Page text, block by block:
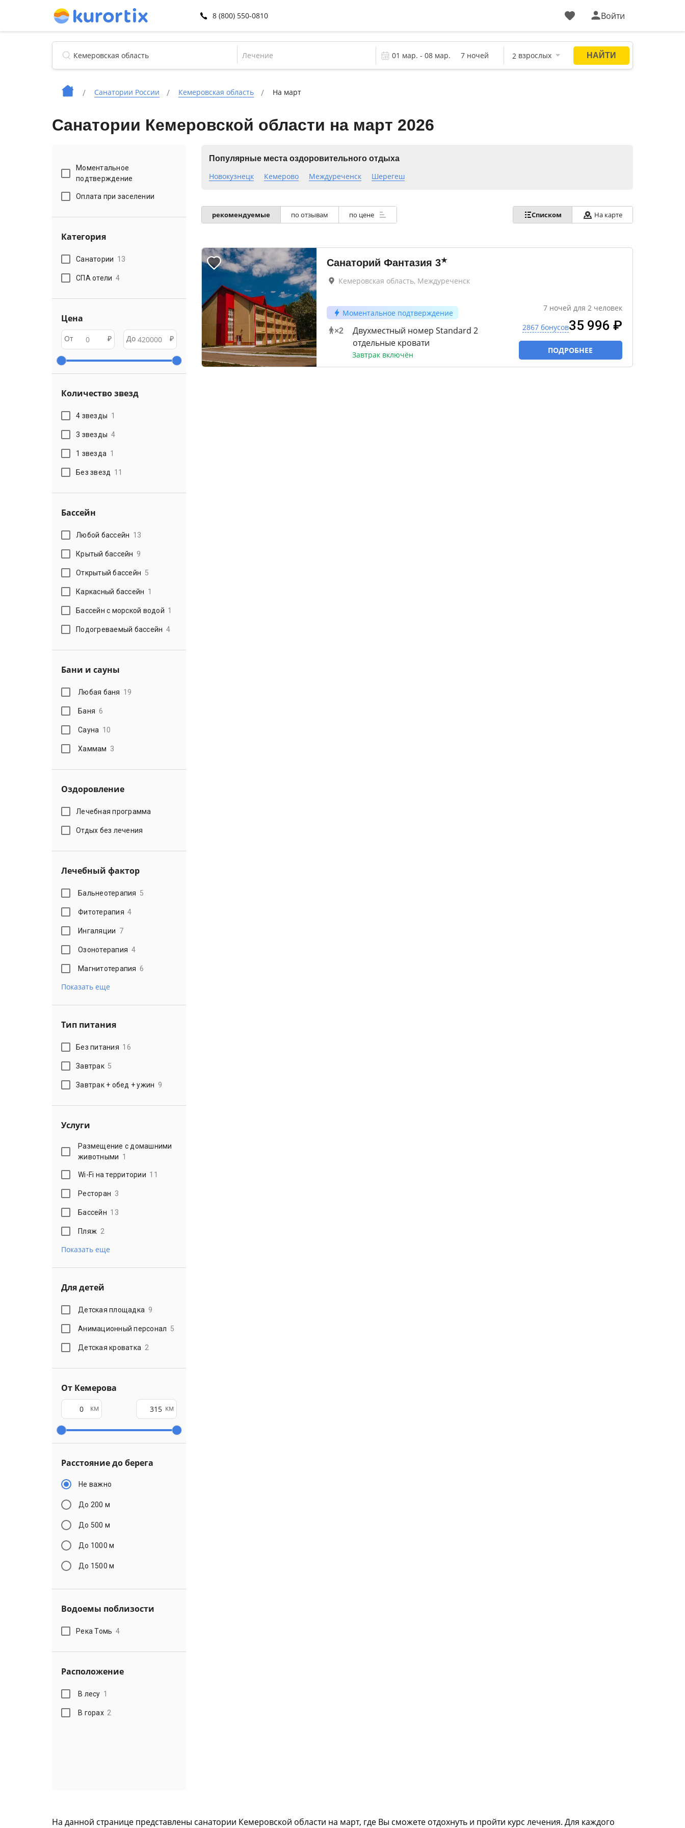
8 (800) 550-0810 Войти
Лечение
Санатории России Кемеровская область На март
Санатории Кемеровской области на март 2026
Моментальное
подтверждение
Оплата при заселении
Категория
Санатории 13
СПА отели 4
Цена
От ₽ До ₽
Количество звезд
4 звезды 1
3 звезды 4
1 звезда 1
Без звезд 11
Бассейн
Любой бассейн 13
Крытый бассейн 9
Открытый бассейн 5
Каркасный бассейн 1
Бассейн с морской водой 1
Подогреваемый бассейн 4
Бани и сауны
Любая баня 19
Баня 6
Сауна 10
Хаммам 3
Оздоровление
Лечебная программа
Отдых без лечения
Лечебный фактор
Бальнеотерапия 5
Фитотерапия 4
Ингаляции 7
Озонотерапия 4
Магнитотерапия 6
Показать еще
Тип питания
Без питания 16
Завтрак 5
Завтрак + обед + ужин 9
Услуги
Размещение с домашними
животными 1
Wi-Fi на территории 11
Ресторан 3
Бассейн 13
Пляж 2
Показать еще
Для детей
Детская площадка 9
Анимационный персонал 5
Детская кроватка 2
От Кемерова
км км
Расстояние до берега
Не важно
До 200 м
До 500 м
До 1000 м
До 1500 м
Водоемы поблизости
Река Томь 4
Расположение
В лесу 1
В горах 2
Популярные места оздоровительного отдыха
Новокузнецк Кемерово Междуреченск Шерегеш
рекомендуемые по отзывам по цене Списком На карте
Санаторий Фантазия 3★
Кемеровская область, Междуреченск
Моментальное подтверждение
×2
Двухместный номер Standard 2
отдельные кровати
Завтрак включён
7 ночей для 2 человек
2867 бонусов35 996 ₽
ПОДРОБНЕЕ
На данной странице представлены санатории Кемеровской области на март, где Вы сможете отдохнуть и пройти курс лечения. Для каждого